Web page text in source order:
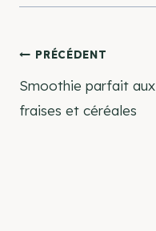
Navigation
de
PRÉCÉDENT
Smoothie parfait aux
fraises et céréales